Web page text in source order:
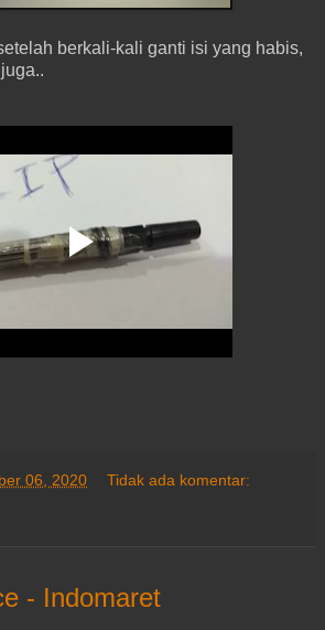
berkali-kali ganti isi yang habis,
06, 2020 Tidak ada komentar:
- Indomaret